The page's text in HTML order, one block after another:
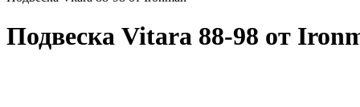
Подвеска Vitara 88-98 от